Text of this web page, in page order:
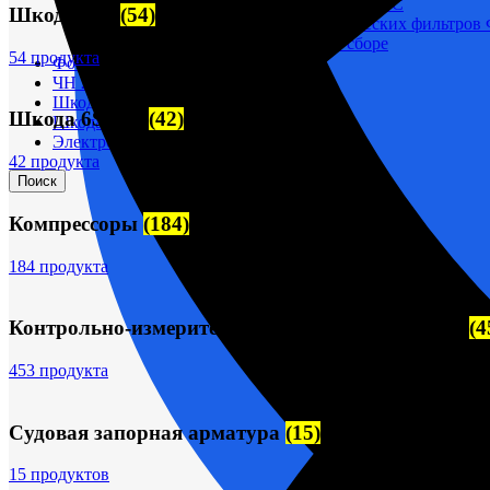
Корпусы гидравлических фильтров ФГС
Фильтрующие элементы гидравлических
Фильтры гидравлические ФГС в сборе
Фонари
ЧН 25/34
Шкода 6S-160
Шкода-275
Электродвигатели
Поиск
Шкода-275 (54)
54 продукта
Шкода 6S-160 (42)
42 продукта
Компрессоры(184)
184 продукта
Контрольно-измерительные приборы (КИПиА)
453 продукта
Судовая запорная арматура (15)
15 продуктов